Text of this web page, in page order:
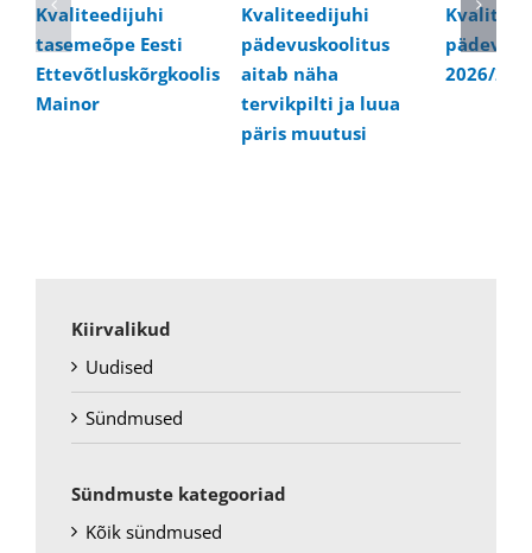
Kvaliteedijuhi
tasemeõpe Eesti
Ettevõtluskõrgkoolis
Mainor
Kvaliteedijuhi
pädevuskoolitus
aitab näha
tervikpilti ja luua
päris muutusi
2026/
Kiirvalikud
Uudised
Sündmused
Sündmuste kategooriad
Kõik sündmused